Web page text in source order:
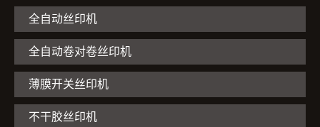
全自动丝印机
全自动卷对卷丝印机
薄膜开关丝印机
不干胶丝印机